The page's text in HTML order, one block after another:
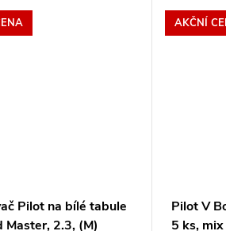
Pilot na bílé tabule
Master, 2.3, (M)
AKČNÍ
Pilot V
5 ks,